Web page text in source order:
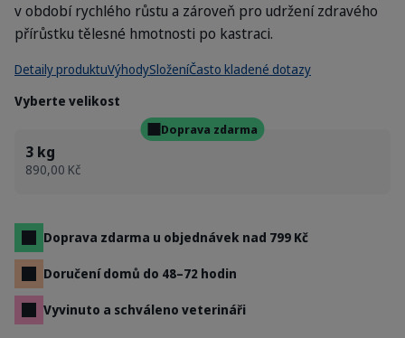
v období rychlého růstu a zároveň pro udržení zdravého
přírůstku tělesné hmotnosti po kastraci.
Detaily produktuVýhodySloženíČasto kladené dotazy
Vyberte velikost
Doprava zdarma
3 kg
890,00 Kč
Doprava zdarma u objednávek nad 799 Kč
Doručení domů do 48–72 hodin
Vyvinuto a schváleno veterináři